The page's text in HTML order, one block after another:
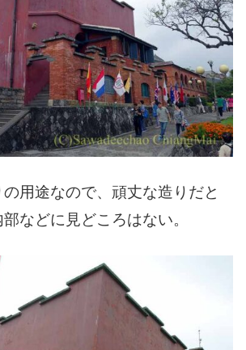
用途なので、頑丈な造りだと
などに見どころはない。